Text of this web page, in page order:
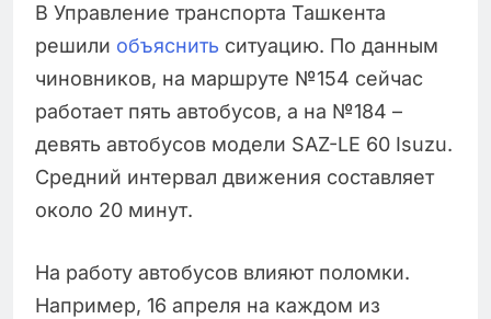
В Управление транспорта Ташкента
решили объяснить ситуацию. По данным
чиновников, на маршруте №154 сейчас
работает пять автобусов, а на №184 –
девять автобусов модели SAZ-LE 60 Isuzu.
Средний интервал движения составляет
около 20 минут.
На работу автобусов влияют поломки.
Например, 16 апреля на каждом из